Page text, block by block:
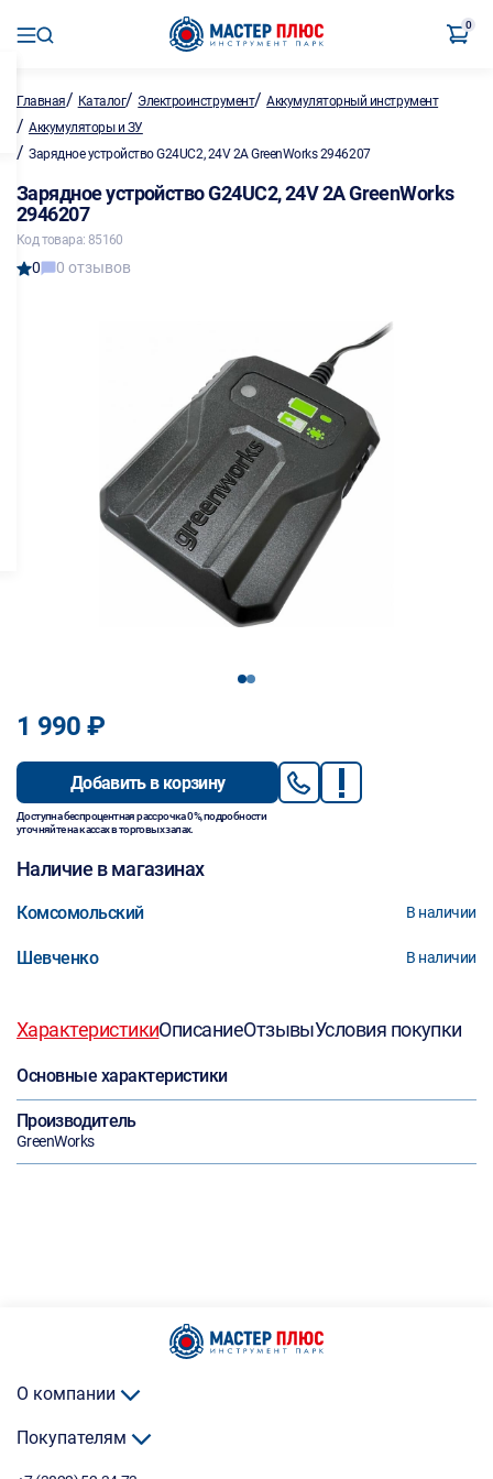
0
Главная/ Каталог/ Электроинструмент/Аккумуляторный инструмент
/ Аккумуляторы и ЗУ
/ Зарядное устройство G24UС2, 24V 2А GreenWorks 2946207
Зарядное устройство G24UС2, 24V 2А GreenWorks
2946207
Код товара: 85160
0 0 отзывов
12
1 990 ₽
Добавить в корзину
Доступна беспроцентная рассрочка 0%, подробности
уточняйте на кассах в торговых залах.
Наличие в магазинах
Комсомольский В наличии
Шевченко В наличии
ХарактеристикиОписаниеОтзывыУсловия покупки
Основные характеристики
Производитель
GreenWorks
О компании
Покупателям